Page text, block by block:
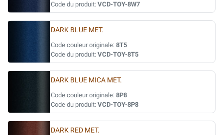
Code du produit: VCD-TOY-8W7
DARK BLUE MET.
Code couleur originale: 8T5
Code du produit: VCD-TOY-8T5
DARK BLUE MICA MET.
Code couleur originale: 8P8
Code du produit: VCD-TOY-8P8
DARK RED MET.